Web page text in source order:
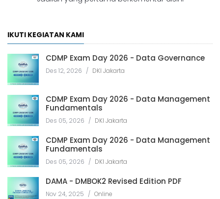
IKUTI KEGIATAN KAMI
CDMP Exam Day 2026 - Data Governance
Des 12, 2026 / DKI Jakarta
CDMP Exam Day 2026 - Data Management
Fundamentals
Des 05, 2026 / DKI Jakarta
CDMP Exam Day 2026 - Data Management
Fundamentals
Des 05, 2026 / DKI Jakarta
DAMA - DMBOK2 Revised Edition PDF
Nov 24, 2025 / Online